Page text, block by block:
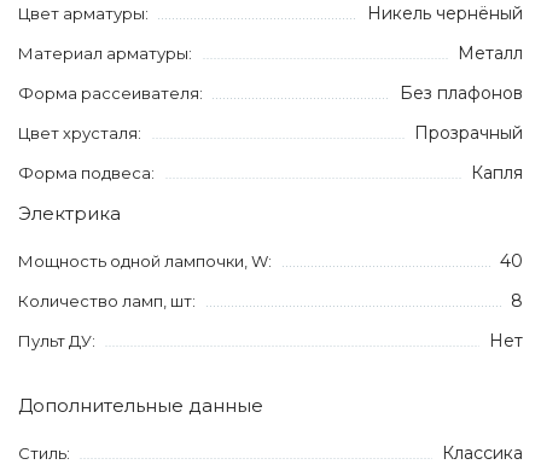
Цвет арматуры: Никель чернёный
Материал арматуры: Металл
Форма рассеивателя: Без плафонов
Цвет хрусталя: Прозрачный
Форма подвеса: Капля
Электрика
Мощность одной лампочки, W: 40
Количество ламп, шт: 8
Пульт ДУ: Нет
Дополнительные данные
Стиль: Классика